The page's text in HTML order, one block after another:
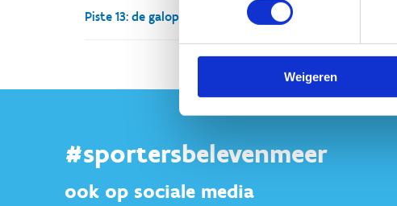
Weigeren
buiten zand (Mettet) + water
Piste 13: de galopoefenpiste
#sportersbelevenmeer
ook op sociale media